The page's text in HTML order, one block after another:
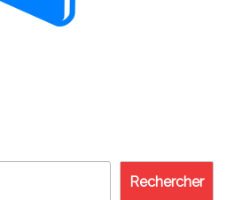
Rechercher